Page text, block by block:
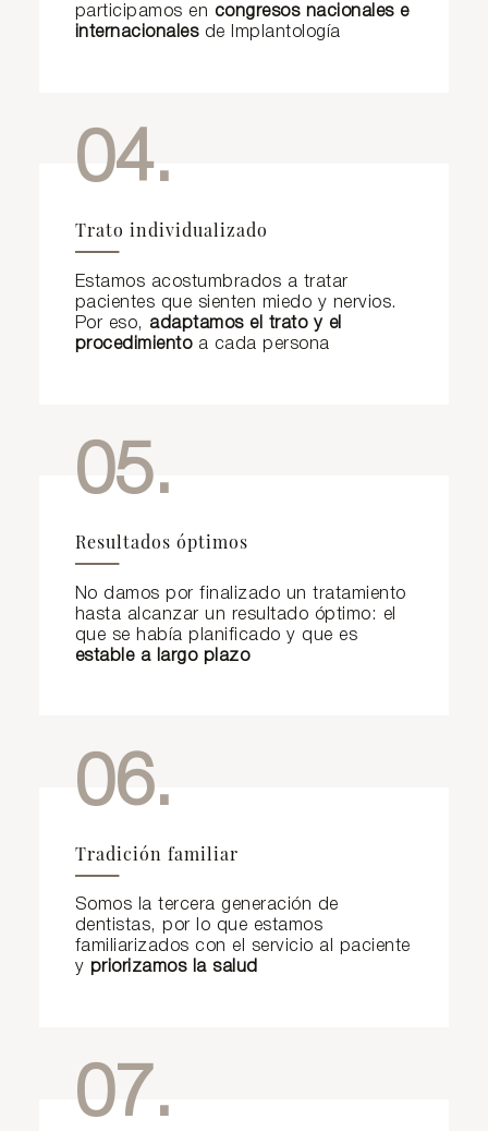
participamos en congresos nacionales e
internacionalesde Implantología
04.
Trato individualizado
Estamos acostumbrados a tratar
pacientes que sienten miedo y nervios.
Por eso, adaptamos el trato y el
procedimientoa cada persona
05.
Resultados óptimos
No damos por finalizado un tratamiento
hasta alcanzar un resultado óptimo: el
que se había planificado y que es
estable a largo plazo
06.
Tradición familiar
Somos la tercera generación de
dentistas, por lo que estamos
familiarizados con el servicio al paciente
y priorizamos la salud
07.